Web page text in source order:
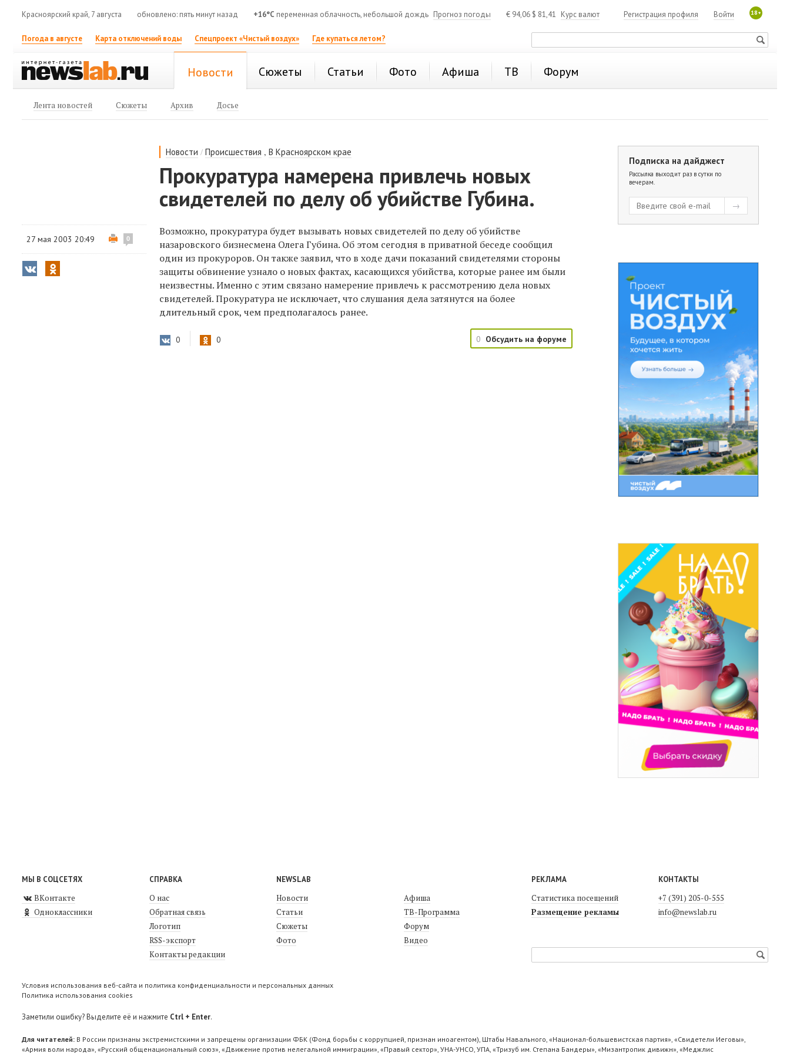
Красноярский край, 7 августа обновлено: пять минут назад +16°C переменная облачность, небольшой дождь Прогноз погоды € 94,06 $ 81,41 Курс валют 18+
Войти
Регистрация профиля
Погода в августе Карта отключений воды Спецпроект «Чистый воздух» Где купаться летом?
Новости Сюжеты Статьи Фото Афиша ТВ Форум
Лента новостей Сюжеты Архив Досье
Новости /Происшествия ,В Красноярском крае
Прокуратура намерена привлечь новых
свидетелей по делу об убийстве Губина.
27 мая 2003 20:49 0
Возможно, прокуратура будет вызывать новых свидетелей по делу об убийстве
назаровского бизнесмена Олега Губина. Об этом сегодня в приватной беседе сообщил
один из прокуроров. Он также заявил, что в ходе дачи показаний свидетелями стороны
защиты обвинение узнало о новых фактах, касающихся убийства, которые ранее им были
неизвестны. Именно с этим связано намерение привлечь к рассмотрению дела новых
свидетелей. Прокуратура не исключает, что слушания дела затянутся на более
длительный срок, чем предполагалось ранее.
0 0 0 Обсудить на форуме
Подписка на дайджест
Рассылка выходит раз в сутки по
вечерам.
МЫ В СОЦСЕТЯХ
ВКонтакте
Одноклассники
СПРАВКА
О нас
Обратная связь
Логотип
RSS-экспорт
Контакты редакции
NEWSLAB
Новости
Статьи
Сюжеты
Фото
Афиша
ТВ-Программа
Форум
Видео
РЕКЛАМА
Статистика посещений
Размещение рекламы
КОНТАКТЫ
+7 (391) 205-0-555
info@newslab.ru
Условия использования веб-сайта и политика конфиденциальности и персональных данных
Политика использования cookies
Заметили ошибку? Выделите её и нажмите Ctrl + Enter.
Для читателей: В России признаны экстремистскими и запрещены организации ФБК (Фонд борьбы с коррупцией, признан иноагентом), Штабы Навального, «Национал-большевистская партия», «Свидетели Иеговы»,
«Армия воли народа», «Русский общенациональный союз», «Движение против нелегальной иммиграции», «Правый сектор», УНА-УНСО, УПА, «Тризуб им. Степана Бандеры», «Мизантропик дивижн», «Меджлис